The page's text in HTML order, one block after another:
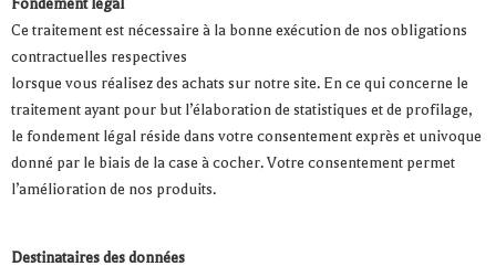
Fondement légal
Ce traitement est nécessaire à la bonne exécution de nos obligations
contractuelles respectives
lorsque vous réalisez des achats sur notre site. En ce qui concerne le
traitement ayant pour but l’élaboration de statistiques et de profilage,
le fondement légal réside dans votre consentement exprès et univoque
donné par le biais de la case à cocher. Votre consentement permet
l’amélioration de nos produits.
Destinataires des données